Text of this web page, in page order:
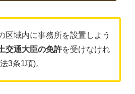
区域内に事務所を設置しよう
交通大臣の免許を受けなけれ
3条1項)。